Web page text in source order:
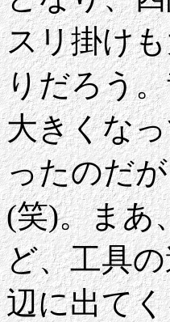
スリ掛け
りだろう
大きくな
ったのだ
(笑)。まあ
ど、工具
辺に出て